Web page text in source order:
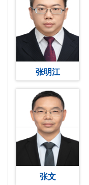
张明江
张文